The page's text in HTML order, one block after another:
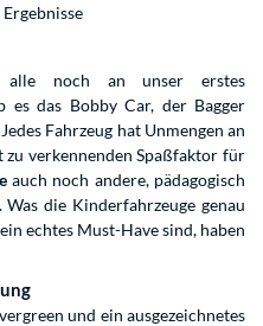
noch an unser erstes
es das Bobby Car, der Bagger
Fahrzeug hat Unmengen an
zu verkennenden Spaßfaktor für
auch noch andere, pädagogisch
die Kinderfahrzeuge genau
echtes Must-Have sind, haben
und ein ausgezeichnetes